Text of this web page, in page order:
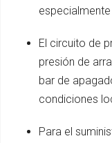
El circuito de
presión de
bar de
condiciones
Para el